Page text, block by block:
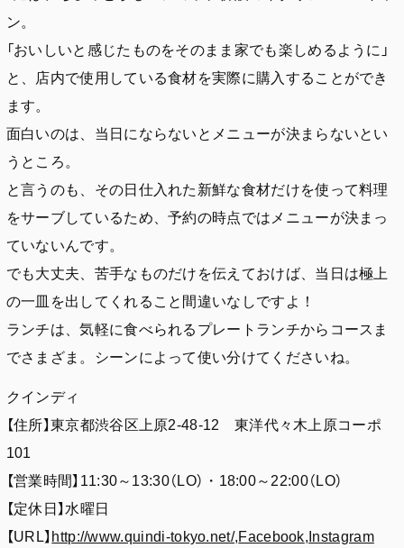
ン。
「おいしいと感じたものをそのまま家でも楽しめるように」
と、店内で使用している食材を実際に購入することができ
ます。
面白いのは、当日にならないとメニューが決まらないとい
うところ。
と言うのも、その日仕入れた新鮮な食材だけを使って料理
をサーブしているため、予約の時点ではメニューが決まっ
ていないんです。
でも大丈夫、苦手なものだけを伝えておけば、当日は極上
の一皿を出してくれること間違いなしですよ！
ランチは、気軽に食べられるプレートランチからコースま
でさまざま。シーンによって使い分けてくださいね。
クインディ
【住所】東京都渋谷区上原2-48-12 東洋代々木上原コーポ
101
【営業時間】11:30～13:30（LO）・18:00～22:00（LO）
【定休日】水曜日
【URL】http://www.quindi-tokyo.net/,Facebook,Instagram